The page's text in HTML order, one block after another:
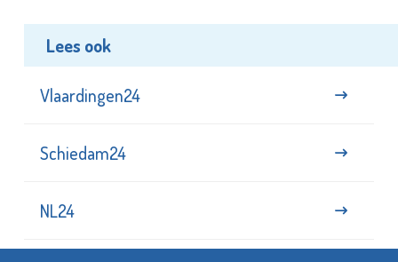
Lees ook
Vlaardingen24
Schiedam24
NL24